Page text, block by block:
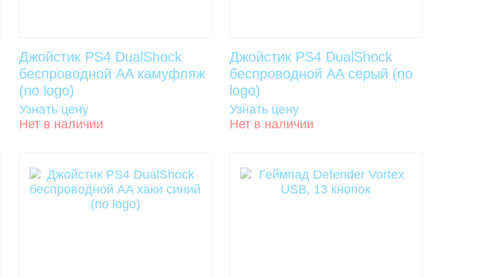
Джойстик PS4 DualShock
беспроводной AA камуфляж
(no logo)
Узнать цену
Нет в наличии
Джойстик PS4 DualShock
беспроводной AA серый (no
logo)
Узнать цену
Нет в наличии